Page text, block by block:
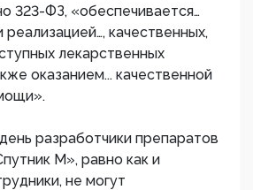
323-ФЗ, «обеспечивается…
качественных,
лекарственных
оказанием... качественной
разработчики препаратов
М», равно как и
не могут